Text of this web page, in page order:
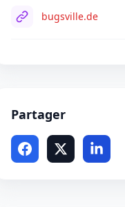
bugsville.de
Partager